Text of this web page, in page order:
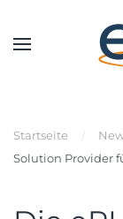
Startseite
Solution Provider